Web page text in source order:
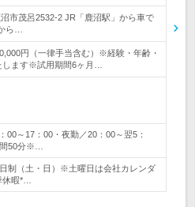
市茂呂2532-2 JR「鹿沼駅」から車で
ら…
円（一律手当含む）※経験・年齢・
します※試用期間6ヶ月…
00～17：00・夜勤／20：00～翌5：
50分※…
制（土・日）※土曜日は会社カレンダ
休暇*…